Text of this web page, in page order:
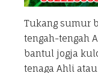
Tukang sumur
tengah-tengah
bantul jogja
tenaga Ahli